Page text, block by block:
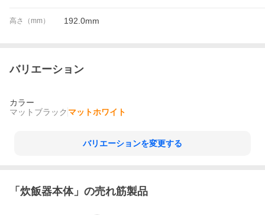
高さ（mm） 192.0mm
バリエーション
カラー
マットブラック マットホワイト
バリエーションを変更する
「 炊飯器本体」の売れ筋製品